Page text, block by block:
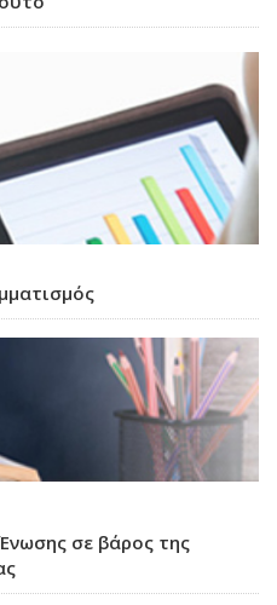
σε βάρος της